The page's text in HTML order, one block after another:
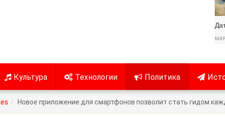
Культура Технологии Политика
Новое приложение для смартфонов позволит стать гидом